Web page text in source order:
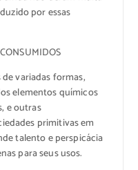
por essas
variadas formas,
elementos químicos
e outras
primitivas em
talento e perspicácia
para seus usos.